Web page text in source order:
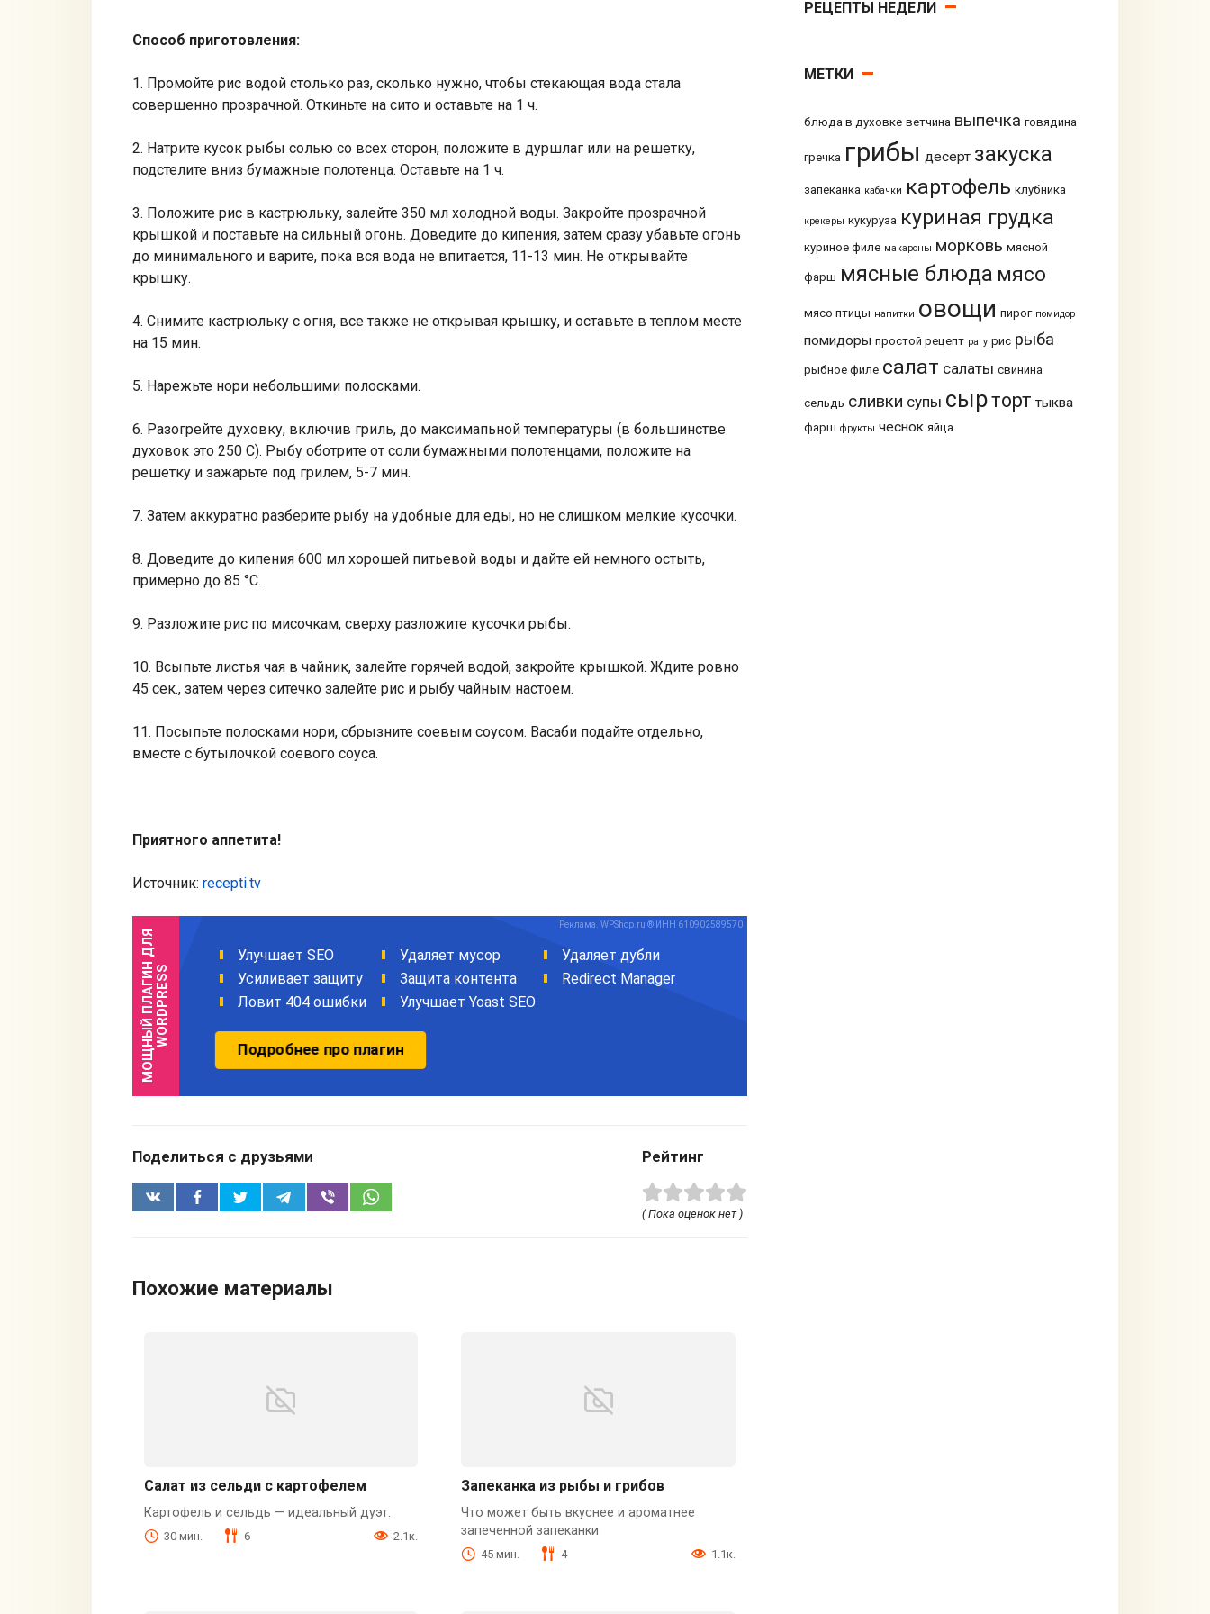
Способ приготовления:
1. Промойте рис водой столько раз, сколько нужно, чтобы стекающая вода стала
совершенно прозрачной. Откиньте на сито и оставьте на 1 ч.
2. Натрите кусок рыбы солью со всех сторон, положите в дуршлаг или на решетку,
подстелите вниз бумажные полотенца. Оставьте на 1 ч.
3. Положите рис в кастрюльку, залейте 350 мл холодной воды. Закройте прозрачной
крышкой и поставьте на сильный огонь. Доведите до кипения, затем сразу убавьте огонь
до минимального и варите, пока вся вода не впитается, 11-13 мин. Не открывайте
крышку.
4. Снимите кастрюльку с огня, все также не открывая крышку, и оставьте в теплом месте
на 15 мин.
5. Нарежьте нори небольшими полосками.
6. Разогрейте духовку, включив гриль, до максимапьной температуры (в большинстве
духовок это 250 С). Рыбу оботрите от соли бумажными полотенцами, положите на
решетку и зажарьте под грилем, 5-7 мин.
7. Затем аккуратно разберите рыбу на удобные для еды, но не слишком мелкие кусочки.
8. Доведите до кипения 600 мл хорошей питьевой воды и дайте ей немного остыть,
примерно до 85 °С.
9. Разложите рис по мисочкам, сверху разложите кусочки рыбы.
10. Всыпьте листья чая в чайник, залейте горячей водой, закройте крышкой. Ждите ровно
45 сек., затем через ситечко залейте рис и рыбу чайным настоем.
11. Посыпьте полосками нори, сбрызните соевым соусом. Васаби подайте отдельно,
вместе с бутылочкой соевого соуса.
Приятного аппетита!
Источник: recepti.tv
Поделиться с друзьями Рейтинг
( Пока оценок нет )
Похожие материалы
Салат из сельди с картофелем
Картофель и сельдь — идеальный дуэт.
30 мин. 6 2.1к.
Запеканка из рыбы и грибов
Что может быть вкуснее и ароматнее
запеченной запеканки
45 мин. 4 1.1к.
РЕЦЕПТЫ НЕДЕЛИ
МЕТКИ
блюда в духовке ветчина выпечка говядина
гречка грибы десерт закуска
запеканка кабачки картофель клубника
крекеры кукуруза куриная грудка
куриное филе макароны морковь мясной
фарш мясные блюда мясо
мясо птицы напитки овощи пирог помидор
помидоры простой рецепт рагу рис рыба
рыбное филе салат салаты свинина
сельдь сливки супы сырторт тыква
фарш фрукты чеснок яйца